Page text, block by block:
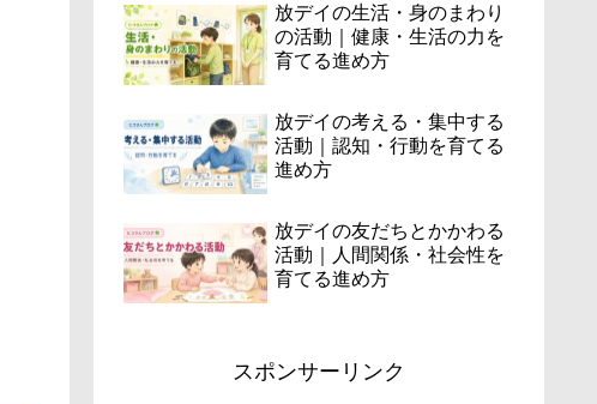
放デイの生活・身のまわり
の活動｜健康・生活の力を
育てる進め方
放デイの考える・集中する
活動｜認知・行動を育てる
進め方
放デイの友だちとかかわる
活動｜人間関係・社会性を
育てる進め方
スポンサーリンク